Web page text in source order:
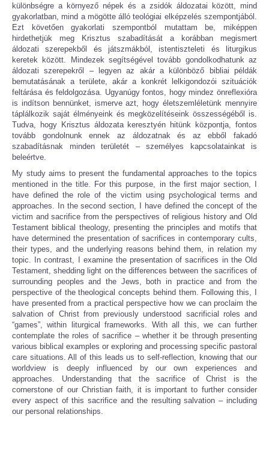
különbségre a környező népek és a zsidók áldozatai között, mind
gyakorlatban, mind a mögötte álló teológiai elképzelés szempontjából.
Ezt követően gyakorlati szempontból mutattam be, miképpen
hirdethetjük meg Krisztus szabadítását a korábban megismert
áldozati szerepekből és játszmákból, istentiszteleti és liturgikus
keretek között. Mindezek segítségével tovább gondolkodhatunk az
áldozati szerepekről – legyen az akár a különböző bibliai példák
bemutatásának a területe, akár a konkrét lelkigondozói szituációk
feltárása és feldolgozása. Ugyanúgy fontos, hogy mindez önreflexióra
is indítson bennünket, ismerve azt, hogy életszemléletünk mennyire
táplálkozik saját élményeink és megközelítéseink összességéből is.
Tudva, hogy Krisztus áldozata keresztyén hitünk központja, fontos
tovább gondolnunk ennek az áldozatnak és az ebből fakadó
szabadításnak minden területét – személyes kapcsolatainkat is
beleértve.
My study aims to present the fundamental approaches to the topics
mentioned in the title. For this purpose, in the first major section, I
have defined the role of the victim using psychological terms and
approaches. In the second section, I have defined the concept of the
victim and sacrifice from the perspectives of religious history and Old
Testament biblical theology, presenting the principles and motifs that
have determined the presentation of sacrifices in contemporary cults,
their types, and the underlying reasons behind them, in relation my
topic. In contrast, I examine the presentation of sacrifices in the Old
Testament, shedding light on the differences between the sacrifices of
surrounding peoples and the Jews, both in practice and from the
perspective of the theological concepts behind them. Following this, I
have presented from a practical perspective how we can proclaim the
salvation of Christ from previously understood sacrificial roles and
“games”, within liturgical frameworks. With all this, we can further
contemplate the roles of sacrifice – whether it be through presenting
various biblical examples or exploring and processing specific pastoral
care situations. All of this leads us to self-reflection, knowing that our
worldview is deeply influenced by our own experiences and
approaches. Understanding that the sacrifice of Christ is the
cornerstone of our Christian faith, it is important to further consider
every aspect of this sacrifice and the resulting salvation – including
our personal relationships.